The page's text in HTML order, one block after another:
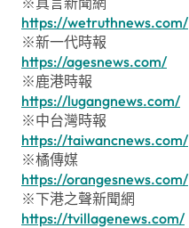
https://wetruthnews.com/
※新一代時報
https://agesnews.com/
※鹿港時報
https://lugangnews.com/
※中台灣時報
https://taiwancnews.com/
※橘傳媒
https://orangesnews.com/
※下港之聲新聞網
https://tvillagenews.com/